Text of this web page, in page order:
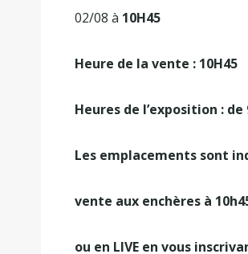
02/08 à 10H45
Heure de la vente : 10H45
Heures de l’exposition :
Les emplacements sont
vente aux enchères à
ou en LIVE en vous